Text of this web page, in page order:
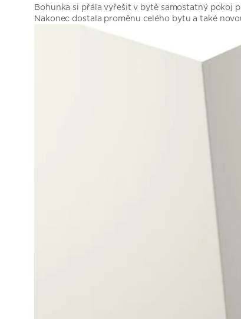
Bohunka si přála vyřešit v bytě samostatný pokoj
Nakonec dostala proměnu celého bytu a také